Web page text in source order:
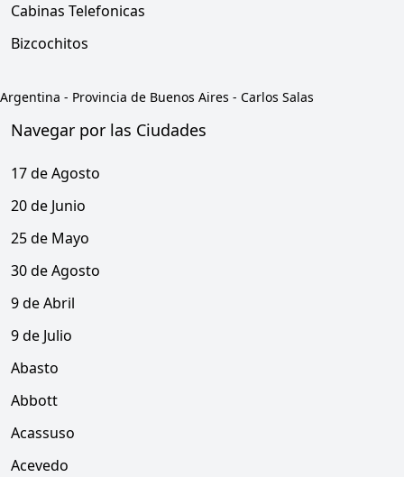
Cabinas Telefonicas
Bizcochitos
Argentina - Provincia de Buenos Aires - Carlos Salas
Navegar por las Ciudades
17 de Agosto
20 de Junio
25 de Mayo
30 de Agosto
9 de Abril
9 de Julio
Abasto
Abbott
Acassuso
Acevedo